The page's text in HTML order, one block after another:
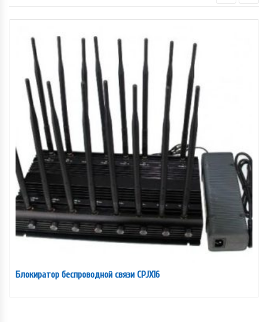
Блокиратор беспроводной связи CPJX16